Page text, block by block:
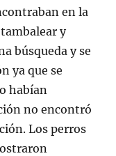
en la
y
búsqueda y se
ya que se
habían
no encontró
Los perros